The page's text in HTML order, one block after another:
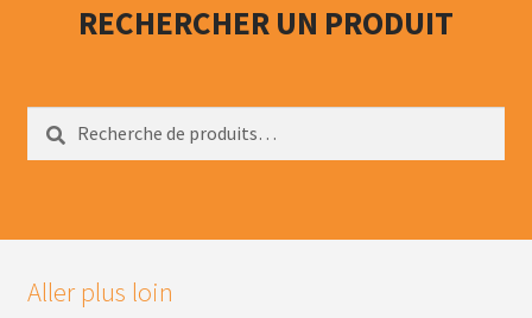
RECHERCHER UN PRODUIT
pour :
Aller plus loin